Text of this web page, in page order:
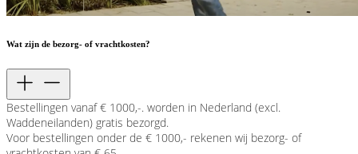
Wat zijn de bezorg- of vrachtkosten?
Bestellingen vanaf € 1000,-. worden in Nederland (excl.
Waddeneilanden) gratis bezorgd.
Voor bestellingen onder de € 1000,- rekenen wij bezorg- of